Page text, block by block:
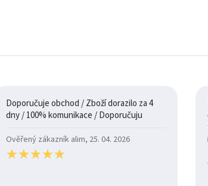
Doporučuje obchod / Zboží dorazilo za 4
dny / 100% komunikace / Doporučuju
Ověřený zákazník alim, 25. 04. 2026
★★★★★
★★★★★